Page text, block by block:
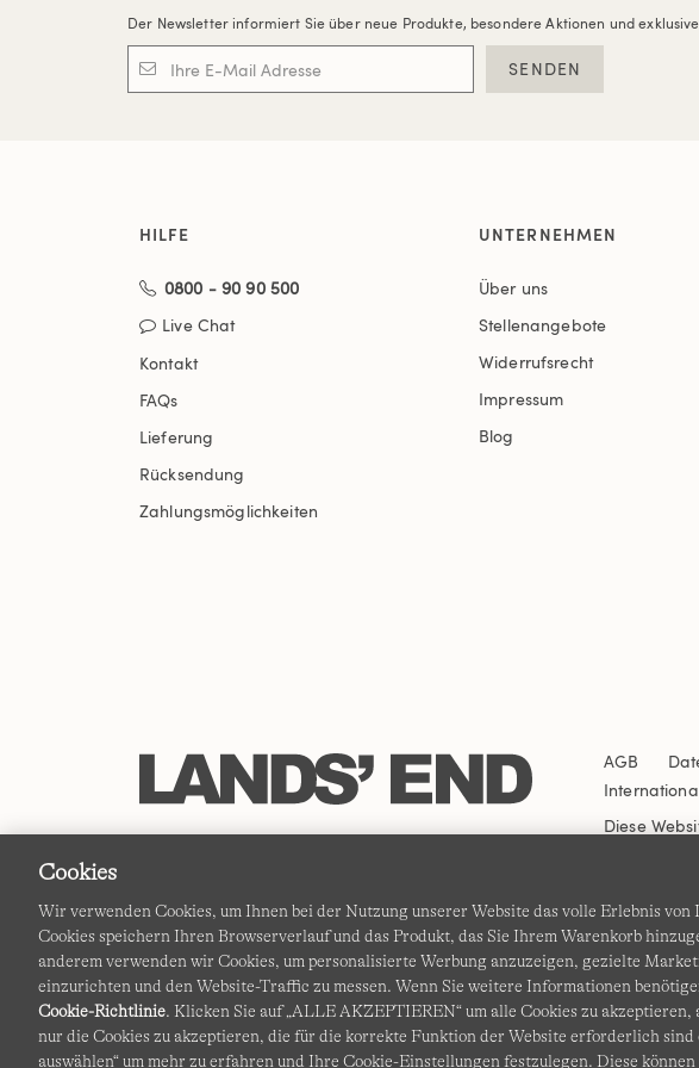
Der Newsletter informiert Sie über neue Produkte, besondere Aktionen und
SENDEN
HILFE
0800 - 90 90 500
Live Chat
Kontakt
FAQs
Lieferung
Rücksendung
Zahlungsmöglichkeiten
UNTERNEHMEN
Über uns
Stellenangebote
Widerrufsrecht
Impressum
Blog
AGB
Diese
©
Cookies
Wir verwenden Cookies, um Ihnen bei der Nutzung unserer Website das volle Erlebnis von
Cookies speichern Ihren Browserverlauf und das Produkt, das Sie Ihrem Warenkorb
anderem verwenden wir Cookies, um personalisierte Werbung anzuzeigen, gezielte
einzurichten und den Website-Traffic zu messen. Wenn Sie weitere Informationen
Cookie-Richtlinie. Klicken Sie auf „ALLE AKZEPTIEREN“ um alle Cookies zu akzeptieren,
nur die Cookies zu akzeptieren, die für die korrekte Funktion der Website erforderlich sind
auswählen“ um mehr zu erfahren und Ihre Cookie-Einstellungen festzulegen. Diese